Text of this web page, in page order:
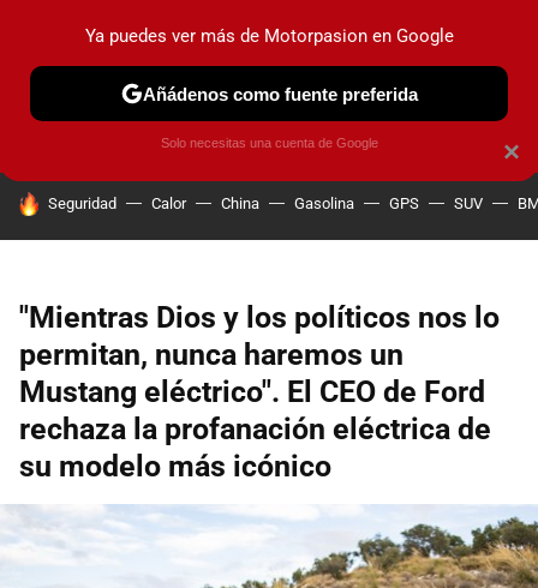
PRUEBAS COCHES ELÉCTRICOS OBSERVATORIO
HOY SE HABLA DE
Seguridad Calor China Gasolina GPS SUV
"Mientras Dios y los políticos nos lo
permitan, nunca haremos un
Mustang eléctrico". El CEO de Ford
rechaza la profanación eléctrica de
su modelo más icónico
×
Ya puedes ver más de Motorpasion en Google
Añádenos como fuente preferida
Solo necesitas una cuenta de Google